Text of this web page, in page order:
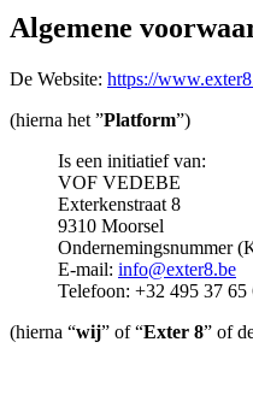
Algemene
De Website: https://
(hierna het ”Platform”)
Is een initiatief van:
VOF VEDEBE
Exterkenstraat 8
9310 Moorsel
Ondernemingsnummer
E-mail: info@exter8.be
Telefoon: +32 495 37 65
(hierna “wij” of “Exter 8” of